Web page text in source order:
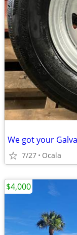
We got your
7/27 Ocala
$4,000